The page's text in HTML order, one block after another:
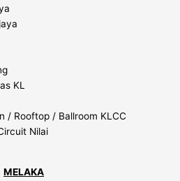
KL
/ Rooftop / Ballroom KLCC
Nilai
MELAKA